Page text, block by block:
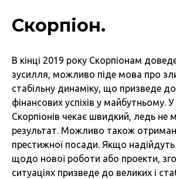
Скорпіон.
В кінці 2019 року Скорпіонам
зусилля, можливо піде мова про
стабільну динаміку, що призведе
фінансових успіхів у майбутньому.
Скорпіонів чекає швидкий, ледь не
результат. Можливо також
престижної посади. Якщо надійдуть
щодо нової роботи або проекти,
ситуаціях призведе до великих і